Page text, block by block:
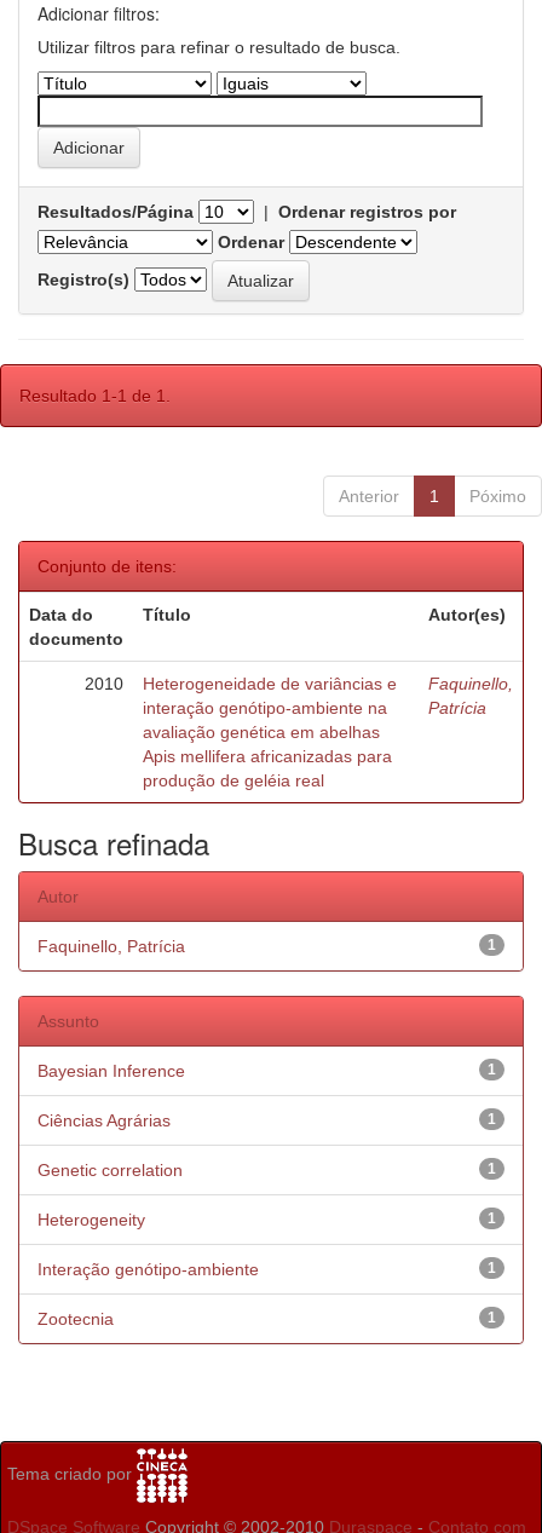
Adicionar filtros:
Utilizar filtros para refinar o resultado de busca.
Resultados/Página | Ordenar registros por
Ordenar
Registro(s)
Resultado 1-1 de 1.
Anterior 1 Póximo
Conjunto de itens:
Data do
documento
Título Autor(es)
2010
Heterogeneidade de variâncias e
interação genótipo-ambiente na
avaliação genética em abelhas
Apis mellifera africanizadas para
produção de geléia real
Faquinello,
Patrícia
Busca refinada
Autor
1
Faquinello, Patrícia
Assunto
1
Bayesian Inference
1
Ciências Agrárias
1
Genetic correlation
1
Heterogeneity
1
Interação genótipo-ambiente
1
Zootecnia
Tema criado por
DSpace Software Copyright © 2002-2010 Duraspace - Contato com